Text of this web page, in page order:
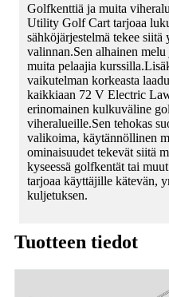
Golfkenttiä ja muita
Utility Golf Cart tarjoaa
sähköjärjestelmä tekee siitä
valinnan.Sen alhainen
muita pelaajia
vaikutelman korkeasta
kaikkiaan 72 V Electric
erinomainen kulkuväline
viheralueille.Sen tehokas
valikoima, käytännöllinen
ominaisuudet tekevät siitä
kyseessä golfkentät tai
tarjoaa käyttäjille kätevän,
kuljetuksen.
Tuotteen tiedot